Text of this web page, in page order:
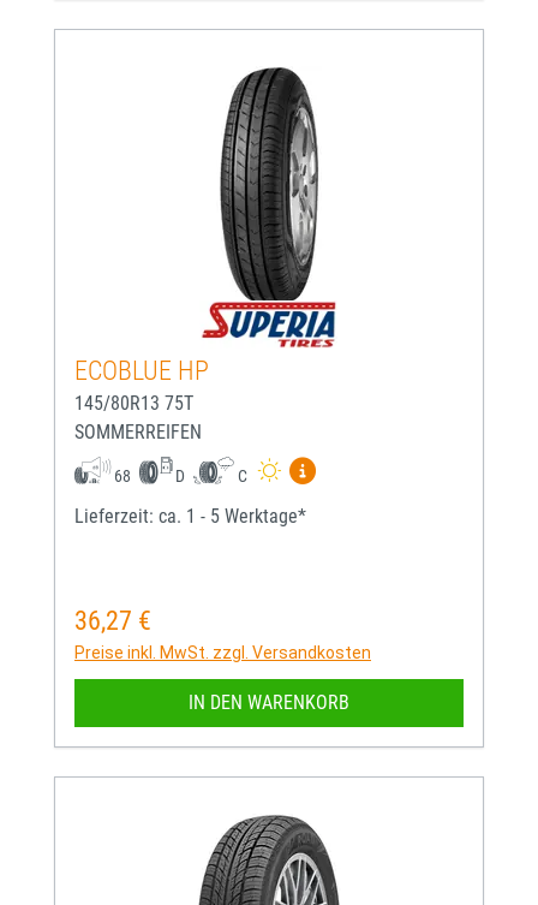
ECOBLUE HP
145/80R13 75T
SOMMERREIFEN
68 D C
Mehr Informationen zum
Lieferzeit: ca. 1 - 5 Werktage*
Regulärer Preis:
36,27 €
Preise inkl. MwSt. zzgl. Versandkosten
IN DEN WARENKORB